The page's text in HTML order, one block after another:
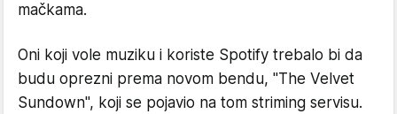
mačkama.
Oni koji vole muziku i koriste Spotify trebalo bi da
budu oprezni prema novom bendu, "The Velvet
Sundown", koji se pojavio na tom striming servisu.